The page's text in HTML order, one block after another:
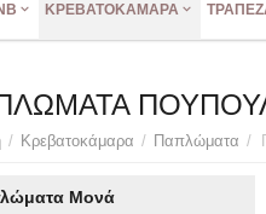
ΚΡΕΒΑΤΟΚΆΜΑΡΑ
/ Κρεβατοκάμαρα / Παπλώματα /
Μονά